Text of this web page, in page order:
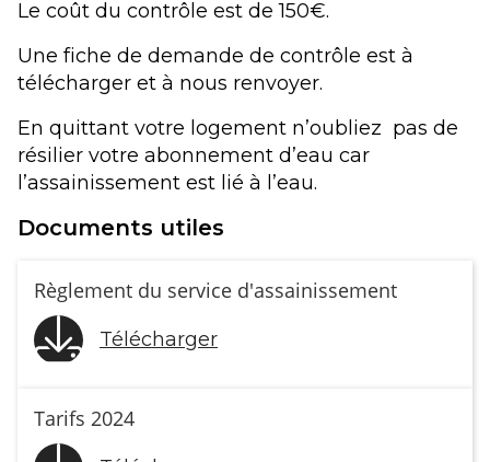
Le coût du contrôle est de 150€.
Une fiche de demande de contrôle est à
télécharger et à nous renvoyer.
En quittant votre logement n’oubliez pas de
résilier votre abonnement d’eau car
l’assainissement est lié à l’eau.
Documents utiles
Règlement du service d'assainissement
Télécharger
Tarifs 2024